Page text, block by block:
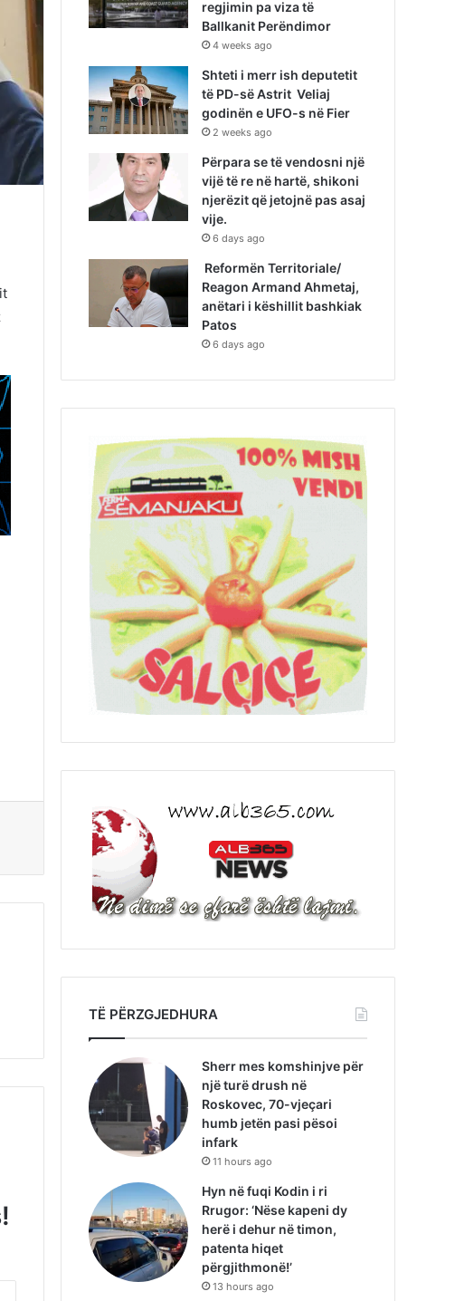
regjimin pa viza të
Ballkanit Perëndimor
4 weeks ago
Shteti i merr ish deputetit
të PD-së Astrit Veliaj
godinën e UFO-s në Fier
2 weeks ago
Përpara se të vendosni një
vijë të re në hartë, shikoni
njerëzit që jetojnë pas asaj
vije.
6 days ago
Reformën Territoriale/
Reagon Armand Ahmetaj,
anëtari i këshillit bashkiak
Patos
6 days ago
TË PËRZGJEDHURA
Sherr mes komshinjve për
një turë drush në
Roskovec, 70-vjeçari
humb jetën pasi pësoi
infark
11 hours ago
Hyn në fuqi Kodin i ri
Rrugor: ‘Nëse kapeni dy
herë i dehur në timon,
patenta hiqet
përgjithmonë!’
13 hours ago